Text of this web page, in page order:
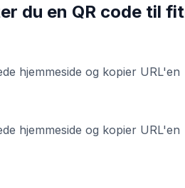
du en QR code til
hjemmeside og kopier URL'en
hjemmeside og kopier URL'en